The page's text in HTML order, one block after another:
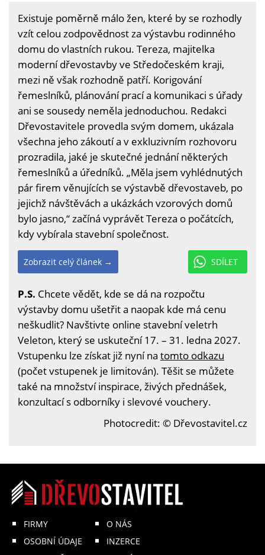
Existuje poměrně málo žen, které by se rozhodly
vzít celou zodpovědnost za výstavbu rodinného
domu do vlastních rukou. Tereza, majitelka
moderní dřevostavby ve Středočeském kraji,
mezi ně však rozhodně patří. Korigování
řemeslníků, plánování prací a komunikaci s úřady
ani se sousedy neměla jednoduchou. Redakci
Dřevostavitele provedla svým domem, ukázala
všechna jeho zákoutí a v exkluzivním rozhovoru
prozradila, jaké je skutečné jednání některých
řemeslníků a úředníků. „Měla jsem vyhlédnutých
pár firem věnujících se výstavbě dřevostaveb, po
jejichž návštěvách a ukázkách vzorových domů
bylo jasno,“ začíná vyprávět Tereza o počátcích,
kdy vybírala stavební společnost.
SDÍLET
Zobrazit celý článek →
P.S. Chcete vědět, kde se dá na rozpočtu
výstavby domu ušetřit a naopak kde má cenu
neškudlit? Navštivte online stavební veletrh
Veleton, který se uskuteční 17. – 31. ledna 2027.
Vstupenku lze získat již nyní na tomto odkazu
(počet vstupenek je limitován). Těšit se můžete
také na množství inspirace, živých přednášek,
konzultací s odborníky i slevové vouchery.
Photocredit: © Dřevostavitel.cz
FIRMY
OSOBNÍ ÚDAJE
O NÁS
INZERCE